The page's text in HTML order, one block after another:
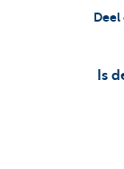
Is
Deel